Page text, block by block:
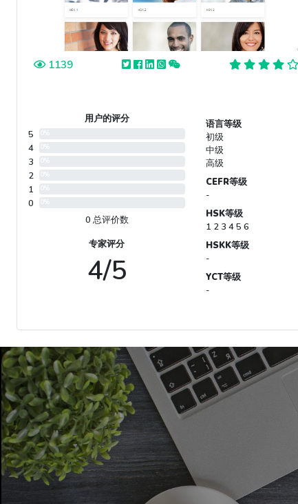
1139
用户的评分
5
4
3
2
1
0
0 总评价数
专家评分
4/5
语言等级
初级
中级
高级
CEFR等级
-
HSK等级
1 2 3 4 5 6
HSKK等级
-
YCT等级
-